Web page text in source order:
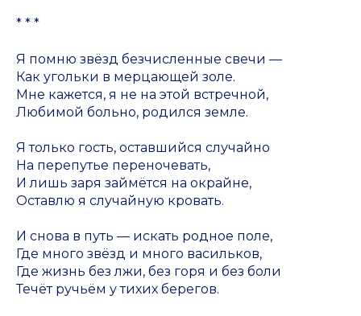
* * *
Я помню звёзд безчисленные свечи —
Как угольки в мерцающей золе.
Мне кажется, я не на этой встречной,
Любимой больно, родился земле.
Я только гость, оставшийся случайно
На перепутье переночевать,
И лишь заря займётся на окрайне,
Оставлю я случайную кровать.
И снова в путь — искать родное поле,
Где много звёзд и много васильков,
Где жизнь без лжи, без горя и без боли
Течёт ручьём у тихих берегов.